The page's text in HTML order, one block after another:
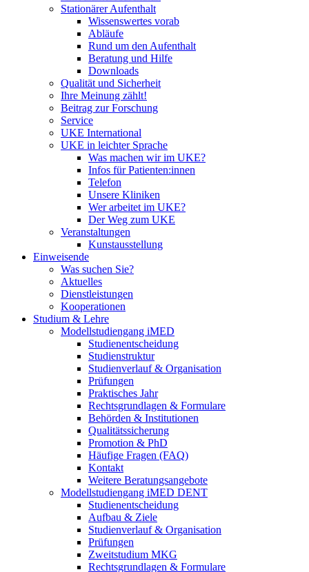
Stationärer Aufenthalt
Wissenswertes vorab
Abläufe
Rund um den Aufenthalt
Beratung und Hilfe
Downloads
Qualität und Sicherheit
Ihre Meinung zählt!
Beitrag zur Forschung
Service
UKE International
UKE in leichter Sprache
Was machen wir im UKE?
Infos für Patienten:innen
Telefon
Unsere Kliniken
Wer arbeitet im UKE?
Der Weg zum UKE
Veranstaltungen
Kunstausstellung
Einweisende
Was suchen Sie?
Aktuelles
Dienstleistungen
Kooperationen
Studium & Lehre
Modellstudiengang iMED
Studienentscheidung
Studienstruktur
Studienverlauf & Organisation
Prüfungen
Praktisches Jahr
Rechtsgrundlagen & Formulare
Behörden & Institutionen
Qualitätssicherung
Promotion & PhD
Häufige Fragen (FAQ)
Kontakt
Weitere Beratungsangebote
Modellstudiengang iMED DENT
Studienentscheidung
Aufbau & Ziele
Studienverlauf & Organisation
Prüfungen
Zweitstudium MKG
Rechtsgrundlagen & Formulare